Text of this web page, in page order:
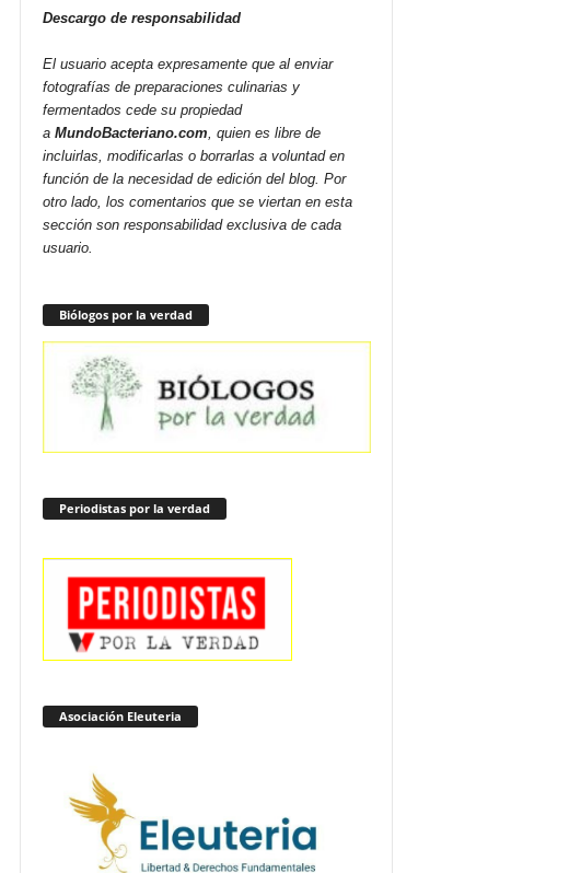
Descargo de responsabilidad
El usuario acepta expresamente que al enviar
fotografías de preparaciones culinarias y
fermentados cede su propiedad
a MundoBacteriano.com, quien es libre de
incluirlas, modificarlas o borrarlas a voluntad en
función de la necesidad de edición del blog. Por
otro lado, los comentarios que se viertan en esta
sección son responsabilidad exclusiva de cada
usuario.
Biólogos por la verdad
Periodistas por la verdad
Asociación Eleuteria